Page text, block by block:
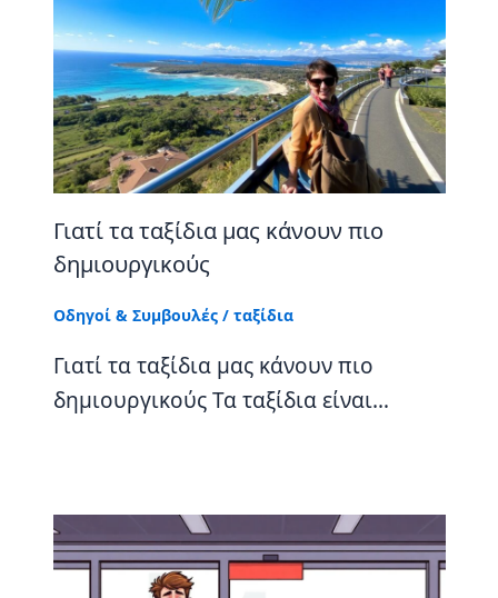
Γιατί τα ταξίδια μας κάνουν πιο
δημιουργικούς
Οδηγοί & Συμβουλές/ ταξίδια
Γιατί τα ταξίδια μας κάνουν πιο
δημιουργικούς Τα ταξίδια είναι…